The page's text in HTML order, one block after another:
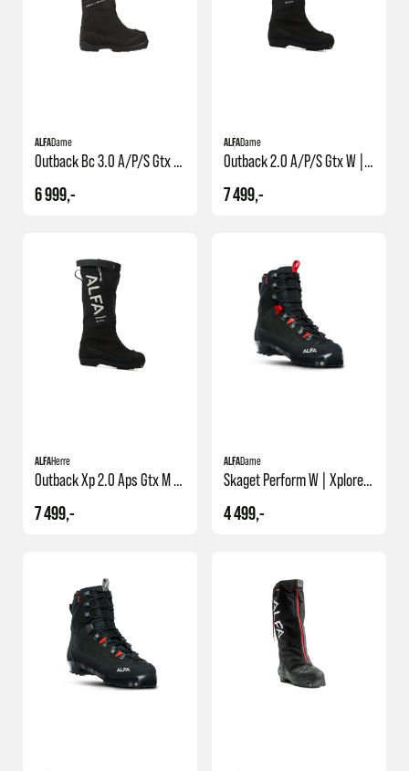
temperatursvingninger som kan påvirke materialet i skoene negativt.
ALFADame
Outback Bc 3.0 A/p/s Gtx W | Bc | Fjellskistøvel Med Gamasje
6 999,-
ALFADame
Outback 2.0 A/p/s Gtx W | Xplore | Fjellskistøvel Med Gamasje
7 499,-
ALFAHerre
Outback Xp 2.0 Aps Gtx M | Xplore | Fjellskistøvel Med Gamasje
7 499,-
ALFADame
Skaget Perform W | Xplore | Fjellskisko
4 499,-